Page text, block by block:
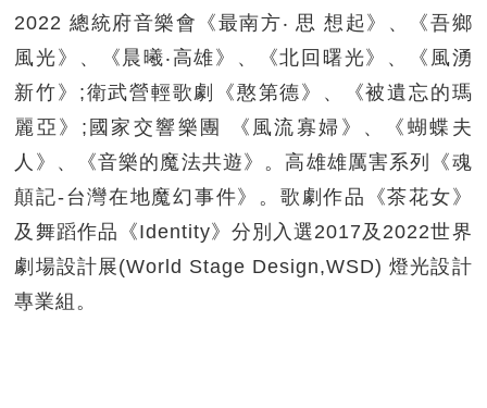
2022 總統府音樂會《最南方‧ 思 想起》、《吾鄉
風光》、《晨曦‧高雄》、《北回曙光》、《風湧
新竹》;衛武營輕歌劇《憨第德》、《被遺忘的瑪
麗亞》;國家交響樂團 《風流寡婦》、《蝴蝶夫
人》、《音樂的魔法共遊》。高雄雄厲害系列《魂
顛記-台灣在地魔幻事件》。歌劇作品《茶花女》
及舞蹈作品《Identity》分別入選2017及2022世界
劇場設計展(World Stage Design,WSD) 燈光設計
專業組。